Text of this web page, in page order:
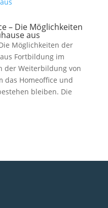
– Die Möglichkeiten
aus
Möglichkeiten der
Fortbildung im
der Weiterbildung von
das Homeoffice und
bleiben. Die